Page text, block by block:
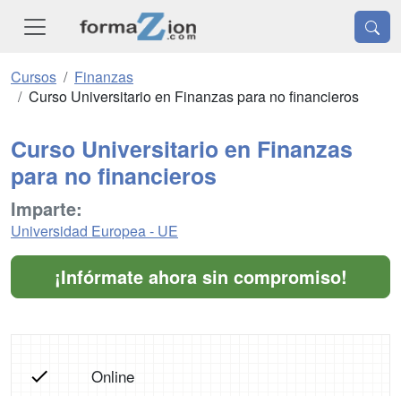
Cursos
Finanzas
Curso Universitario en Finanzas para no financieros
Curso Universitario en Finanzas
para no financieros
Imparte:
Universidad Europea - UE
¡Infórmate ahora sin compromiso!
Online